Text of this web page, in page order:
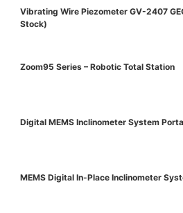
Vibrating Wire Piezometer GV-2407
Stock)
Zoom95 Series – Robotic Total Station
Digital MEMS Inclinometer System
MEMS Digital In-Place Inclinometer